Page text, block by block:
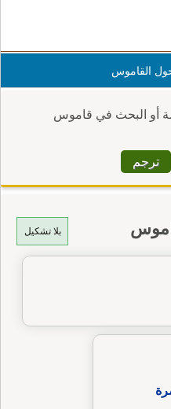
القاموس
أو البحث في قاموس
بلا تشكيل